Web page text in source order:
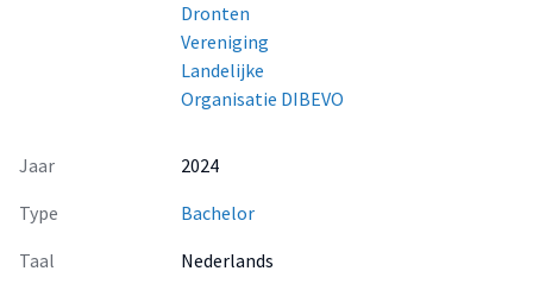
Dronten
Vereniging
Landelijke
Organisatie DIBEVO
Jaar
2024
Type
Bachelor
Taal
Nederlands